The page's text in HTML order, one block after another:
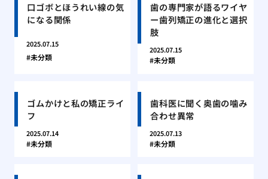
口ゴボとほうれい線の気
になる関係
2025.07.15
未分類
歯の専門家が語るワイヤ
ー歯列矯正の進化と選択
肢
2025.07.15
未分類
ゴムかけと私の矯正ライ
フ
2025.07.14
未分類
歯科医に聞く奥歯の噛み
合わせ異常
2025.07.13
未分類